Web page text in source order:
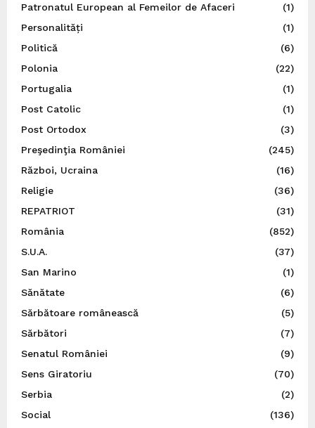
Patronatul European al Femeilor de Afaceri
(1)
Personalități
(1)
Politică
(6)
Polonia
(22)
Portugalia
(1)
Post Catolic
(1)
Post Ortodox
(3)
Preşedinţia României
(245)
Război, Ucraina
(16)
Religie
(36)
REPATRIOT
(31)
România
(852)
S.U.A.
(37)
San Marino
(1)
Sănătate
(6)
Sărbătoare românească
(5)
Sărbători
(7)
Senatul României
(9)
Sens Giratoriu
(70)
Serbia
(2)
Social
(136)